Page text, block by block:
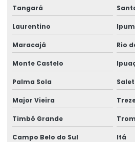
Análise portaria 888
Análise potabilidade de água
Análise de potabilidade de água
Análise de potabilidade de água
Análise de potabilidade da água
Análise de potabilidade da água para
Análise de potabilidade da água
Análise de qualidade do ar interior
Tangará
Laurentino
Maracajá Rio
Monte Castelo
Palma Sola
Major Vieira
Timbó Grande
Campo Belo do Sul Itá